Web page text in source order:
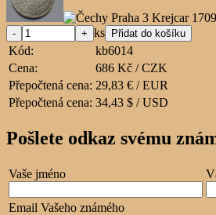
ks
Kód:
kb6014
Cena:
686 Kč / CZK
Přepočtená cena: 29,83 € / EUR
Přepočtená cena: 34,43 $ / USD
Pošlete odkaz svému
Vaše jméno
Email Vašeho známého